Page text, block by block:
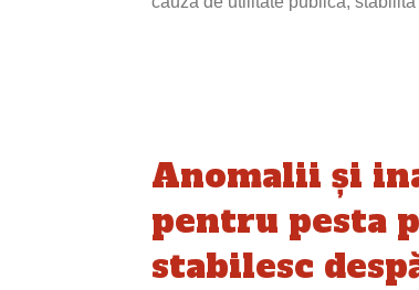
Anomalii și
pentru pesta
stabilesc